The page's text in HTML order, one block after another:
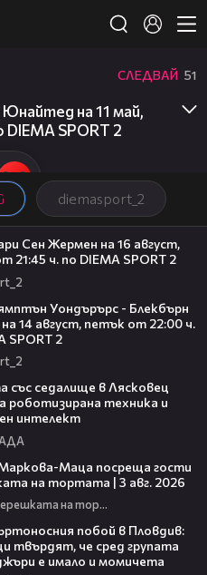
diemasport_2
СЛЕДВАЙ 51
на 11 май,
SPORT 2
Сен Жермен на 16 август,
21:45 ч. по DIEMA SPORT 2
Уондърърс - Блекбърн
14 август, петък от 22:00 ч.
SPORT 2
със седалище в Лясковец
роботизирана техника и
интелект
Маца посреща гости
на тортата | 3 авг. 2026
Черешката на тортата
побой в Пловдив:
твърдят, че сред групата
е имало и момичета